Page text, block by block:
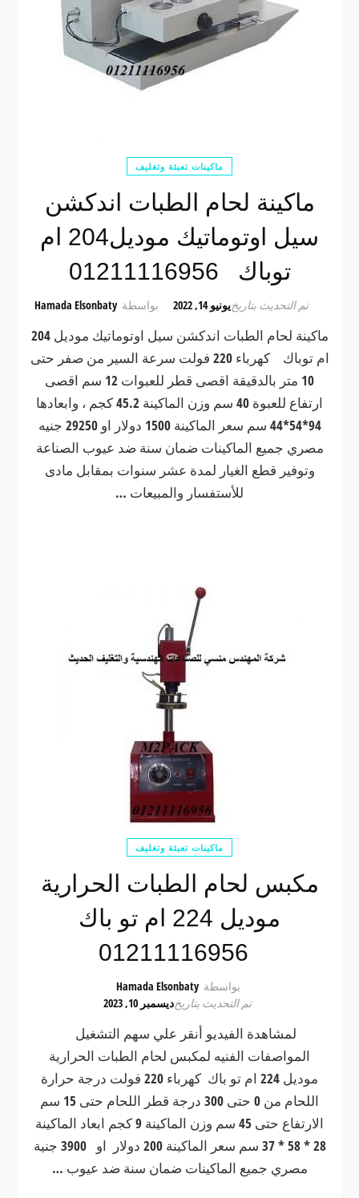
ماكينات تعبئة وتغليف
ماكينة لحام الطبات اندكشن
سيل اوتوماتيك موديل204 ام
توباك 01211116956
بواسطة Hamada Elsonbaty تم التحديث بتاريخيونيو 14, 2022
ماكينة لحام الطبات اندكشن سيل اوتوماتيك موديل 204
ام توباك كهرباء 220 فولت سرعة السير من صفر حتى
10 متر بالدقيقة اقصى قطر للعبوات 12 سم اقصى
ارتفاع للعبوة 40 سم وزن الماكينة 45.2 كجم ، وابعادها
94*54*44 سم سعر الماكينة 1500 دولار او 29250 جنيه
مصري جميع الماكينات ضمان سنة ضد عيوب الصناعة
وتوفير قطع الغيار لمدة عشر سنوات بمقابل مادى
للأستفسار والمبيعات …
ماكينات تعبئة وتغليف
مكبس لحام الطبات الحرارية
موديل 224 ام تو باك
بواسطة Hamada Elsonbaty
تم التحديث بتاريخديسمبر 10, 2023
لمشاهدة الفيديو أنقر علي سهم التشغيل
المواصفات الفنيه لمكبس لحام الطبات الحرارية
موديل 224 ام تو باك كهرباء 220 فولت درجة حرارة
اللحام من 0 حتى 300 درجة قطر اللحام حتى 15 سم
الارتفاع حتى 45 سم وزن الماكينة 9 كجم ابعاد الماكينة
28 * 58 * 37 سم سعر الماكينة 200 دولار او 3900 جنية
مصري جميع الماكينات ضمان سنة ضد عيوب …